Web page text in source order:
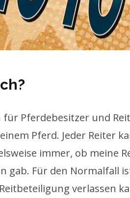
Pferdebesitzer und
Pferd. Jeder Reiter
immer, ob
gab. Für den Normalfall
verlassen